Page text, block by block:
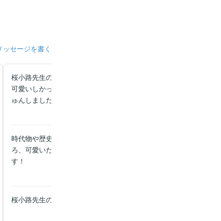
ッセージを書く
桜小路先生の作品が大好きで読みました！めちゃくちゃ面白かった
可愛いしかっこいいし一途に愛されてるし辛いシーンもたくさんあ
ゅんしました！
時代物や歴史物は興味がなかったのですが、作家さんの絵が好きで
ろ、可愛いだけではなく話しもすごく面白いです！完結しましたが
す！
桜小路先生の絵も内容も好きで何度も読み返してます！